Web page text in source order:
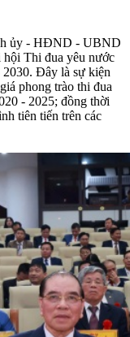
ủy - HĐND - UBND
Thi đua yêu nước
Đây là sự kiện
phong trào thi đua
- 2025; đồng thời
tiên tiến trên các